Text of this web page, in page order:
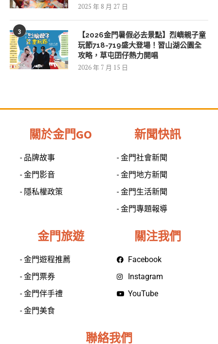
2025 年 8 月 27 日
3
【2026金門暑假必去景點】烈嶼親子童
玩節718-719盛大登場！習山湖公園全
攻略，草屯囝仔熱力開唱
2026 年 7 月 15 日
關於金門GO
- 品牌故事
- 金門影音
- 隱私權政策
新聞快訊
- 金門社會新聞
- 金門地方新聞
- 金門生活新聞
- 金門專題報導
金門旅遊
- 金門遊程推薦
- 金門票券
- 金門伴手禮
- 金門美食
關注我們
Facebook
Instagram
YouTube
聯絡我們